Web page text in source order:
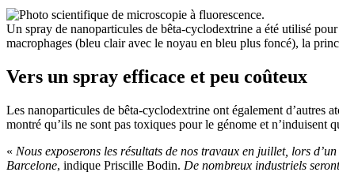
Un spray de nanoparticules de bêta-cyclodextrine a été utilisé
macrophages (bleu clair avec le noyau en bleu plus foncé), la
Vers un spray efficace et peu coûteux
Les nanoparticules de bêta-cyclodextrine ont également d’autres
montré qu’ils ne sont pas toxiques pour le génome et
« Nous exposerons les résultats de nos travaux en juillet, lors
Barcelone, indique Priscille Bodin. De nombreux industriels